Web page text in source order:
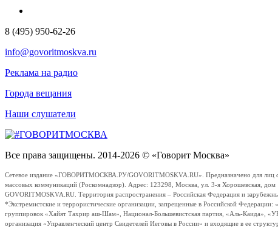
8 (495) 950-62-26
info@govoritmoskva.ru
Реклама на радио
Города вещания
Наши слушатели
Все права защищены. 2014-2026 © «Говорит Москва»
Сетевое издание «ГОВОРИТМОСКВА.РУ/GOVORITMOSKVA.RU». Предназначено для лиц
массовых коммуникаций (Роскомнадзор). Адрес: 123298, Москва, ул. 3-я Хорошевская,
GOVORITMOSKVA.RU. Территория распространения – Российская Федерация и
*Экстремистские и террористические организации, запрещенные в Российской
группировок «Хайят Тахрир аш-Шам», Национал-Большевистская партия, «Аль-Каида»,
организация «Управленческий центр Свидетелей Иеговы в России» и входящие в ее